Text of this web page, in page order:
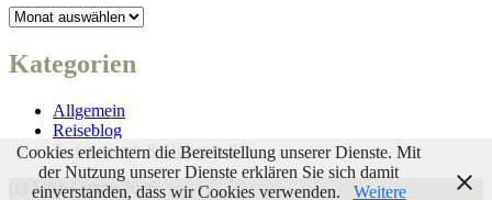
Archiv
Kategorien
Allgemein
Reiseblog
Tiefenrausch & Höhenkoller
(c) Miss Astarte 2026
Cookies erleichtern die Bereitstellung unserer Dienste. Mit
der Nutzung unserer Dienste erklären Sie sich damit
einverstanden, dass wir Cookies verwenden.
Weitere